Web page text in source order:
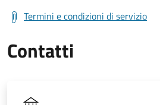
Termini e condizioni di servizio
Contatti